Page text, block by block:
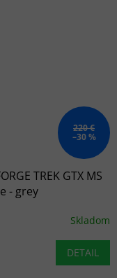
220 €
–30 %
TREK GTX MS
- grey
Skladom
DETAIL